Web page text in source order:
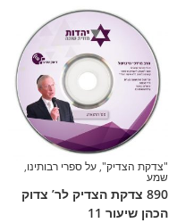
"צדקת הצדיק",על ספרי רבותינו,
שמע
890 צדקת הצדיק לר’ צדוק
הכהן שיעור 11